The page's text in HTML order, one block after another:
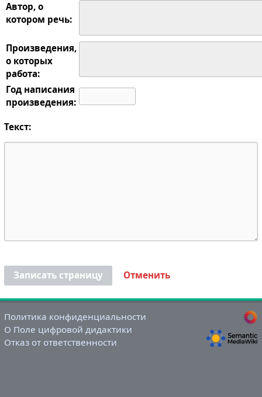
Автор, о
котором речь:
Произведения,
о которых
работа:
Год написания
произведения:
Текст:
Записать страницу Отменить
Политика конфиденциальности
О Поле цифровой дидактики
Отказ от ответственности